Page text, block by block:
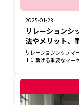
2025-01-23
リレーションシ
法やメリット、
リレーションシップマ
上に繋げる重要なマー